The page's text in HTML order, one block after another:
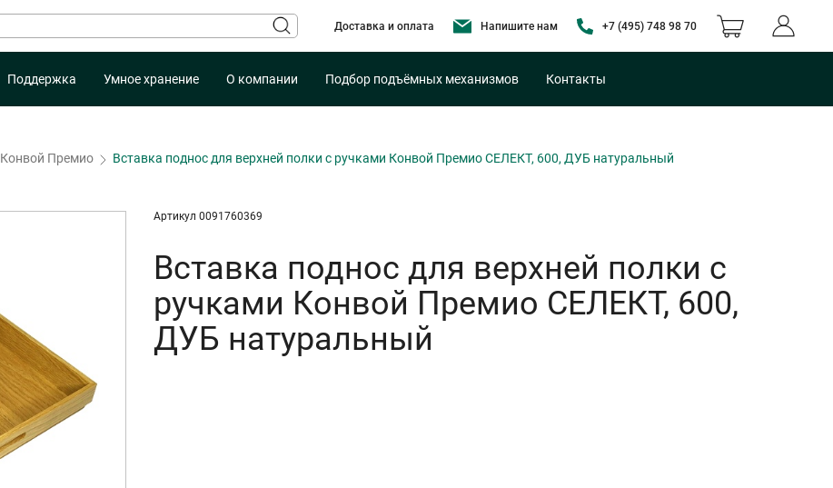
Доставка и оплата Напишите нам +7 (495) 748 98 70
Поддержка Умное хранение О компании Подбор подъёмных механизмов Контакты
Конвой Премио Вставка поднос для верхней полки с ручками Конвой Премио СЕЛЕКТ, 600, ДУБ натуральный
Артикул 0091760369
Вставка поднос для верхней полки с
ручками Конвой Премио СЕЛЕКТ, 600,
ДУБ натуральный